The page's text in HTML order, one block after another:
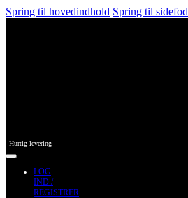
Spring til hovedindhold Spring til sidefod
Hurtig levering
LOG
IND /
REGISTRER